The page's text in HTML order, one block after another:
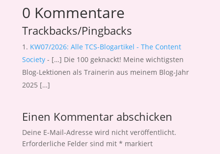
0 Kommentare
Trackbacks/Pingbacks
KW07/2026: Alle TCS-Blogartikel - The Content
Society- […] Die 100 geknackt! Meine wichtigsten
Blog-Lektionen als Trainerin aus meinem Blog-Jahr
2025 […]
Einen Kommentar abschicken
Deine E-Mail-Adresse wird nicht veröffentlicht.
Erforderliche Felder sind mit * markiert